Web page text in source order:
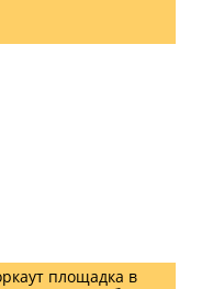
площадка в